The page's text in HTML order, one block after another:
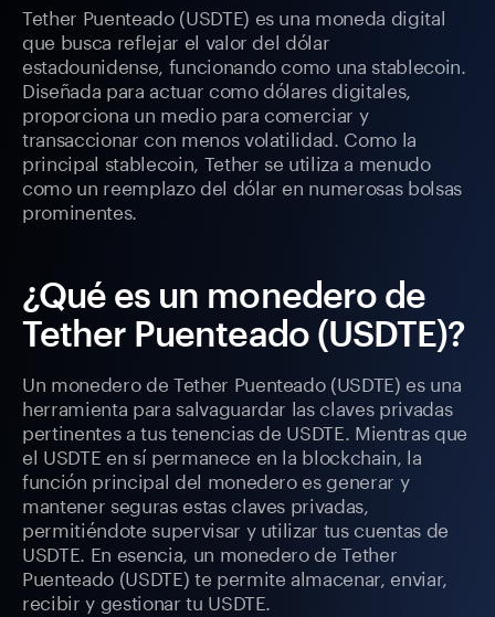
Tether Puenteado (USDTE) es una moneda digital
que busca reflejar el valor del dólar
estadounidense, funcionando como una stablecoin.
Diseñada para actuar como dólares digitales,
proporciona un medio para comerciar y
transaccionar con menos volatilidad. Como la
principal stablecoin, Tether se utiliza a menudo
como un reemplazo del dólar en numerosas bolsas
prominentes.
¿Qué es un monedero de
Tether Puenteado (USDTE)?
Un monedero de Tether Puenteado (USDTE) es una
herramienta para salvaguardar las claves privadas
pertinentes a tus tenencias de USDTE. Mientras que
el USDTE en sí permanece en la blockchain, la
función principal del monedero es generar y
mantener seguras estas claves privadas,
permitiéndote supervisar y utilizar tus cuentas de
USDTE. En esencia, un monedero de Tether
Puenteado (USDTE) te permite almacenar, enviar,
recibir y gestionar tu USDTE.